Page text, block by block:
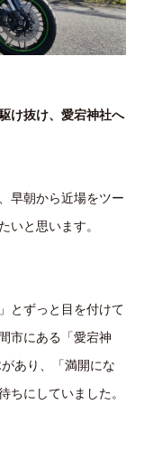
け抜け、愛宕神社へ
早朝から近場をツー
いと思います。
とずっと目を付けて
市にある「愛宕神
あり、「満開にな
ちにしていました。